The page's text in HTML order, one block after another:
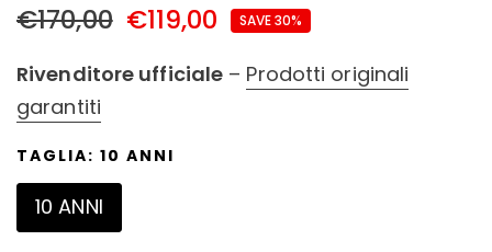
€170,00 €119,00 SAVE 30%
Rivenditore ufficiale – Prodotti originali
garantiti
TAGLIA: 10 ANNI
10 ANNI